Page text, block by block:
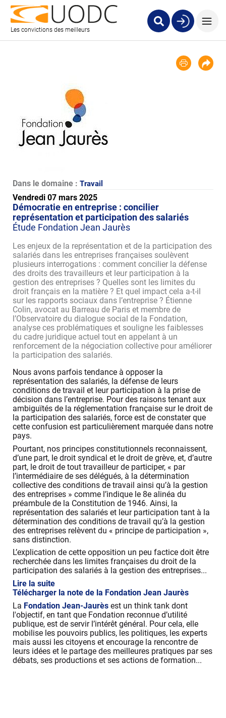
Les convictions des meilleurs
Dans le domaine : Travail
Vendredi 07 mars 2025
Démocratie en entreprise : concilier
représentation et participation des salariés
Étude Fondation Jean Jaurès
Les enjeux de la représentation et de la participation des
salariés dans les entreprises françaises soulèvent
plusieurs interrogations : comment concilier la défense
des droits des travailleurs et leur participation à la
gestion des entreprises ? Quelles sont les limites du
droit français en la matière ? Et quel impact cela a-t-il
sur les rapports sociaux dans l’entreprise ? Étienne
Colin, avocat au Barreau de Paris et membre de
l’Observatoire du dialogue social de la Fondation,
analyse ces problématiques et souligne les faiblesses
du cadre juridique actuel tout en appelant à un
renforcement de la négociation collective pour améliorer
la participation des salariés.
Nous avons parfois tendance à opposer la
représentation des salariés, la défense de leurs
conditions de travail et leur participation à la prise de
décision dans l’entreprise. Pour des raisons tenant aux
ambiguïtés de la réglementation française sur le droit de
la participation des salariés, force est de constater que
cette confusion est particulièrement marquée dans notre
pays.
Pourtant, nos principes constitutionnels reconnaissent,
d’une part, le droit syndical et le droit de grève, et, d’autre
part, le droit de tout travailleur de participer, « par
l’intermédiaire de ses délégués, à la détermination
collective des conditions de travail ainsi qu’à la gestion
des entreprises » comme l’indique le 8e alinéa du
préambule de la Constitution de 1946. Ainsi, la
représentation des salariés et leur participation tant à la
détermination des conditions de travail qu’à la gestion
des entreprises relèvent du « principe de participation »,
sans distinction.
L’explication de cette opposition un peu factice doit être
recherchée dans les limites françaises du droit de la
participation des salariés à la gestion des entreprises...
Lire la suite
Télécharger la note de la Fondation Jean Jaurès
La Fondation Jean-Jaurès est un think tank dont
l'objectif, en tant que Fondation reconnue d’utilité
publique, est de servir l’intérêt général. Pour cela, elle
mobilise les pouvoirs publics, les politiques, les experts
mais aussi les citoyens et encourage la rencontre de
leurs idées et le partage des meilleures pratiques par ses
débats, ses productions et ses actions de formation...